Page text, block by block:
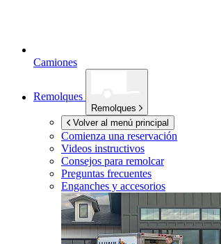
Camiones
Remolques
Remolques
Volver al menú principal
Comienza una reservación
Videos instructivos
Consejos para remolcar
Preguntas frecuentes
Enganches y accesorios